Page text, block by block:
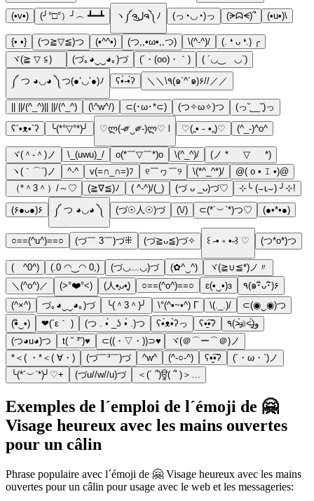
(•v•) (╯°□°）╯︵ ┻━┻ ヽ༼ຈل͜ຈ༽ﾉ (っ◔◡◔)っ (ᗒᗣᗕ)՞ (•u•)\
{• •} (つ≧▽≦)つ (•^^•) (つ,,•ω•,,つ) \(^-^)/
(. ❛ ᴗ ❛.) ╭
ヾ(≧ ▽ ≦)ゝ
(づ｡◕‿‿◕｡)づ (´・(oo)・｀) ( ´◡‿ゝ◡`)
༼ つ ◕◡◕ ༽つ(●’◡’●)ﾉ ʕ•̀-•́ʔ ＼＼\٩(๑`^´๑)۶//／／
|| ||/(^_^)|| ||/(^_^) (\^w^/) ⊂(･ω･*⊂) (つ✧ω✧)つ (っ˘̩__˘̩)っ
ʕ´•ᴥ•`ʔ ╰(*°▽°*)╯ ♡ლ(-༗‿༗-)ლ♡ l ♡(„• ֊ •„)♡ (^_-)^o^
ヾ(＾-＾)ノ \_(uwu)_/ o(*￣▽￣*)o \(^_^)/
(ノ * ゚ ▽ ゚ *)
ヽ(｀⌒´)ノ
^-^ v(=∩_∩=)ﾌ ୧￣ヮ￣୨ \(*^_^*)/
@( o • 𝙸 •)@
（*＾3＾）/～♡
(≧∇≦)ﾉ ( ^-^)/(_) (づ ᴗ _ᴗ)づ♡ ⊹╰ (⌣ʟ⌣) ╯⊹!
(۶●ᴗ●)۶ ༼ つ ◕◡◕ ༽ (づ☉人☉)づ (\/) ⊂(*´︶`*)つ♡︎ (●•*•●)
○==(^u^)==○ (づ￣ 3￣)づ⁜ (づ≧ᴗ≦)づ✧ ꒰ ˶• ༝ •˶꒱ ♡ (つ*o*)つ
( ^0^) (.0 ◠‿◠ 0,) (づ◡﹏◡)づ (✿^‿^)
ヾ(≧∪≦*)ノ〃
＼(^o^)／
(>°❤️°<) (人•͈ᴗ•͈) ○==(^o^)==○ ɛ(•‿•)ɜ
٩(๑･ิᴗ･ิ)۶
(^×^)
づ｡◕‿‿◕｡)づ ╰(＾3＾)╯ \°(^•~•^) Γ \(._.)/
⊂(◉‿◉)つ
(•ิ‿•)
❤(´ε｀ ) (つ . •́ _ʖ •̀ .)つ ʕ•́ᴥ•̀ʔっ ʕ•̠͡•ʔ
٩(˃̶͈̀௰˂̶͈́)و
(つ◕u◕)つ
t( ˘ ³˘)♥ ⊂((・▽・))⊃♥️
ヾ(＠⌒ー⌒＠)ノ
*＜( ・*＜( ∀・)
(づ￣³￣)づ ^w^ (^-○-^) ʕ•̫͡•ʔ
(´・ω・`)ノ
╰(*´︶`*)╯♡+
(づu//w//u)づ ＜(´ ՞)ਊ( ՞ )＞…
Exemples de l´emploi de l´émoji de 🤗
Visage heureux avec les mains ouvertes
pour un câlin
Phrase populaire avec l´émoji de 🤗 Visage heureux avec les mains
ouvertes pour un câlin pour usage avec le web et les messageries: